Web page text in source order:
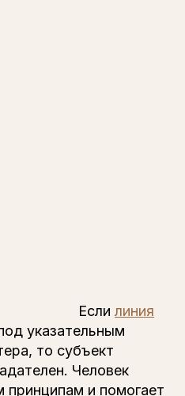
Если линия
указательным
то субъект
Человек
принципам и помогает